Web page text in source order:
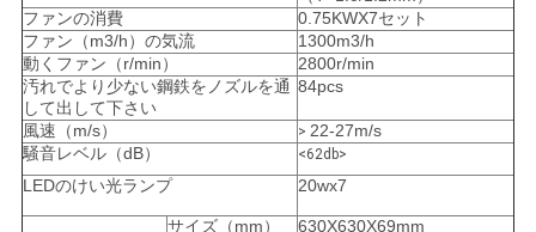
ファンの消費
0.75KWX7セット
ファン（m3/h）の気流
1300m3/h
動くファン（r/min）
2800r/min
汚れでより少ない鋼鉄をノズルを通
して出して下さい
84pcs
風速（m/s） > 22-27m/s
騒音レベル（dB）
<62db>
LEDのけい光ランプ 20wx7
サイズ（mm） 630X630X69mm